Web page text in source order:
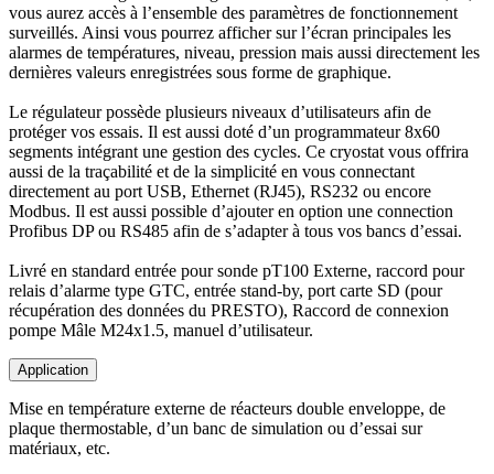
vous aurez accès à l’ensemble des paramètres de fonctionnement
surveillés. Ainsi vous pourrez afficher sur l’écran principales les
alarmes de températures, niveau, pression mais aussi directement les
dernières valeurs enregistrées sous forme de graphique.
Le régulateur possède plusieurs niveaux d’utilisateurs afin de
protéger vos essais. Il est aussi doté d’un programmateur 8x60
segments intégrant une gestion des cycles. Ce cryostat vous offrira
aussi de la traçabilité et de la simplicité en vous connectant
directement au port USB, Ethernet (RJ45), RS232 ou encore
Modbus. Il est aussi possible d’ajouter en option une connection
Profibus DP ou RS485 afin de s’adapter à tous vos bancs d’essai.
Livré en standard entrée pour sonde pT100 Externe, raccord pour
relais d’alarme type GTC, entrée stand-by, port carte SD (pour
récupération des données du PRESTO), Raccord de connexion
pompe Mâle M24x1.5, manuel d’utilisateur.
Application
Mise en température externe de réacteurs double enveloppe, de
plaque thermostable, d’un banc de simulation ou d’essai sur
matériaux, etc.